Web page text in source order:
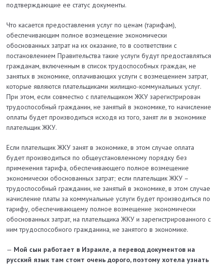
подтверждающие ее статус документы.
Что касается предоставления услуг по ценам (тарифам),
обеспечивающим полное возмещение экономически
обоснованных затрат на их оказание, то в соответствии с
постановлением Правительства такие услуги будут предоставляться
гражданам, включенным в список трудоспособных граждан, не
занятых в экономике, оплачивающих услуги с возмещением затрат,
которые являются плательщиками жилищно-коммунальных услуг.
При этом, если совместно с плательщиком ЖКУ зарегистрирован
трудоспособный гражданин, не занятый в экономике, то начисление
оплаты будет производиться исходя из того, занят ли в экономике
плательщик ЖКУ.
Если плательщик ЖКУ занят в экономике, в этом случае оплата
будет производиться по общеустановленному порядку без
применения тарифа, обеспечивающего полное возмещение
экономически обоснованных затрат; если плательщик ЖКУ –
трудоспособный гражданин, не занятый в экономике, в этом случае
начисление платы за коммунальные услуги будет производиться по
тарифу, обеспечивающему полное возмещение экономически
обоснованных затрат, на плательщика ЖКУ и зарегистрированного с
ним трудоспособного гражданина, не занятого в экономике.
— Мой сын работает в Израиле, а перевод документов на
русский язык там стоит очень дорого, поэтому хотела узнать